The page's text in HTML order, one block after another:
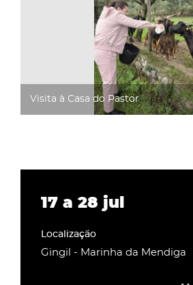
Visita à Casa do Pastor
17 a 28 jul
Gingil - Marinha da Mendiga